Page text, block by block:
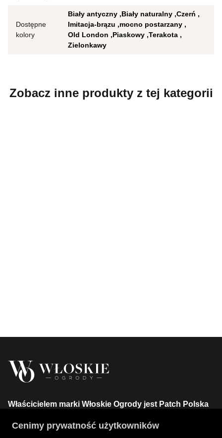
Dostępne
kolory
Biały antyczny Biały naturalny Czerń
Imitacja-brązu
mocno postarzany
Old London
Piaskowy Terakota
Zielonkawy
Zobacz inne produkty z tej kategorii
Właścicielem marki Włoskie Ogrody jest Patch Polska
+48 734 106 149
Cenimy prywatność użytkowników